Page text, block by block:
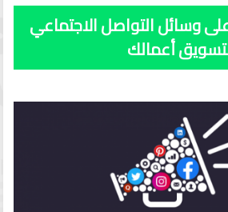
وسائل التواصل الاجتماعي
أعمالك